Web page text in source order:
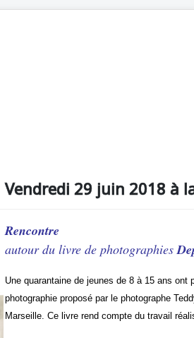
Vendredi 29 juin 2018 à
Rencontre
autour du livre de photographies
Une quarantaine de jeunes de 8 à 15 ans ont
photographie proposé par le photographe
Marseille. Ce livre rend compte du travail